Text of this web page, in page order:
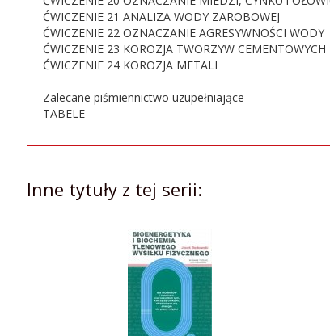
ĆWICZENIE 21 ANALIZA WODY ZAROBOWEJ
ĆWICZENIE 22 OZNACZANIE AGRESYWNOŚCI WODY
ĆWICZENIE 23 KOROZJA TWORZYW CEMENTOWYCH
ĆWICZENIE 24 KOROZJA METALI
Zalecane piśmiennictwo uzupełniające
TABELE
Inne tytuły z tej serii: